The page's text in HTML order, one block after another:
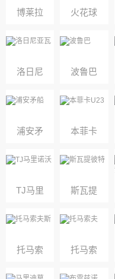
博莱拉
兹
火花球
洛日尼
亚瓦
波鲁巴
浦安矛
船
本菲卡
U23
TJ马里
诺沃
斯瓦提
彼特
托马索
夫斯
托马索
夫